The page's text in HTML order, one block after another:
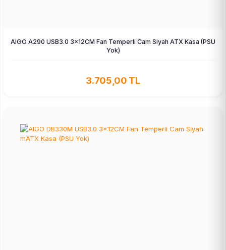
AIGO A290 USB3.0 3×12CM Fan Temperli Cam Siyah ATX Kasa (PSU
Yok)
3.705,00 TL